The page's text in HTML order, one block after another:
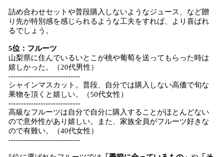
詰め合わせセットや普段購入しないようなジュース、など贈
り先が特別感を感じられるような工夫をすれば、より喜ばれ
るでしょう。
5位：フルーツ
山梨県に住んでいるいとこが桃や葡萄を送ってもらった時は
嬉しかった。（20代男性）
-----------------------------
シャインマスカット。普段、自分では購入しない高価で旬な
果物を頂くと嬉しい。（50代女性）
-----------------------------
高級なフルーツは自分で自分に購入することがほとんどない
ので意外性があり嬉しい。また、家族全員がフルーツ好きな
ので有難い。（40代女性）
-----------------------------